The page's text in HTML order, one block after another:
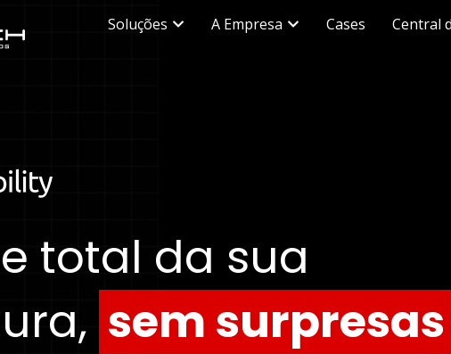
Soluções A Empresa Cases
Central
total da sua
sem surpresas